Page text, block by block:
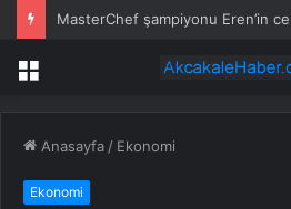
Menü
Anasayfa / Ekonomi
Ekonomi